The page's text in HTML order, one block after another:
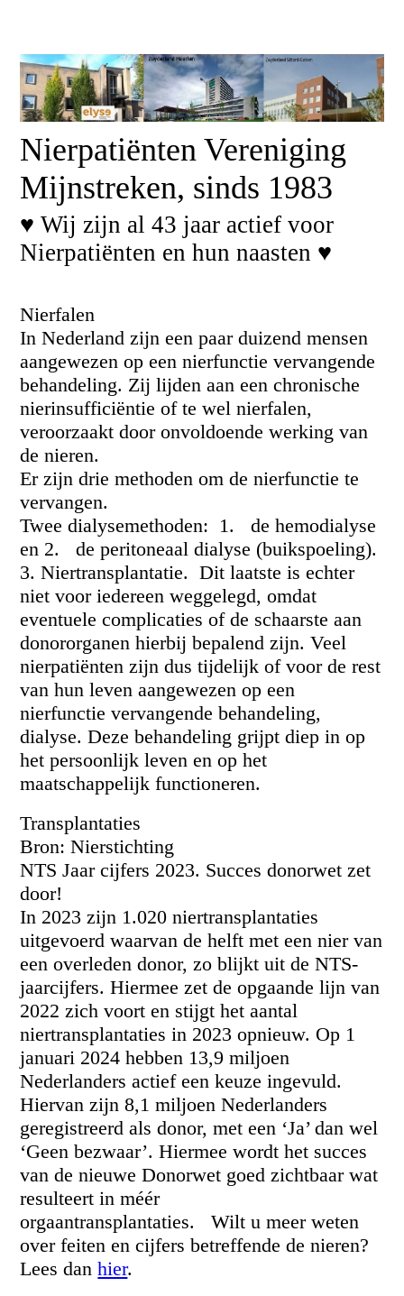
Nierpatiënten Vereniging
Mijnstreken, sinds 1983
♥ Wij zijn al 43 jaar actief voor
Nierpatiënten en hun naasten ♥
Nierfalen
In Nederland zijn een paar duizend mensen
aangewezen op een nierfunctie vervangende
behandeling. Zij lijden aan een chronische
nierinsufficiëntie of te wel nierfalen,
veroorzaakt door onvoldoende werking van
de nieren.
Er zijn drie methoden om de nierfunctie te
vervangen.
Twee dialysemethoden: 1. de hemodialyse
en 2. de peritoneaal dialyse (buikspoeling).
3. Niertransplantatie. Dit laatste is echter
niet voor iedereen weggelegd, omdat
eventuele complicaties of de schaarste aan
donororganen hierbij bepalend zijn. Veel
nierpatiënten zijn dus tijdelijk of voor de rest
van hun leven aangewezen op een
nierfunctie vervangende behandeling,
dialyse. Deze behandeling grijpt diep in op
het persoonlijk leven en op het
maatschappelijk functioneren.
Transplantaties
Bron: Nierstichting
NTS Jaar cijfers 2023. Succes donorwet zet
door!
In 2023 zijn 1.020 niertransplantaties
uitgevoerd waarvan de helft met een nier van
een overleden donor, zo blijkt uit de NTS-
jaarcijfers. Hiermee zet de opgaande lijn van
2022 zich voort en stijgt het aantal
niertransplantaties in 2023 opnieuw. Op 1
januari 2024 hebben 13,9 miljoen
Nederlanders actief een keuze ingevuld.
Hiervan zijn 8,1 miljoen Nederlanders
geregistreerd als donor, met een ‘Ja’ dan wel
‘Geen bezwaar’. Hiermee wordt het succes
van de nieuwe Donorwet goed zichtbaar wat
resulteert in méér
orgaantransplantaties. Wilt u meer weten
over feiten en cijfers betreffende de nieren?
Lees danhier.